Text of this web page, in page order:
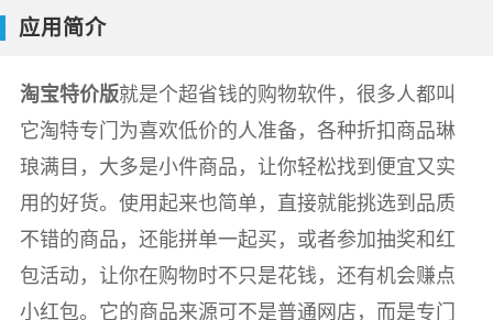
应用简介
淘宝特价版就是个超省钱的购物软件，很多人都叫
它淘特专门为喜欢低价的人准备，各种折扣商品琳
琅满目，大多是小件商品，让你轻松找到便宜又实
用的好货。使用起来也简单，直接就能挑选到品质
不错的商品，还能拼单一起买，或者参加抽奖和红
包活动，让你在购物时不只是花钱，还有机会赚点
小红包。它的商品来源可不是普通网店，而是专门